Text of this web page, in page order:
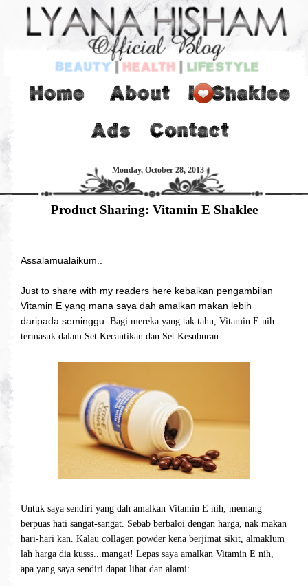
Monday, October 28, 2013
Product Sharing: Vitamin E Shaklee
Assalamualaikum..
Just to share with my readers here kebaikan pengambilan
Vitamin E yang mana saya dah amalkan makan lebih
daripada seminggu. Bagi mereka yang tak tahu, Vitamin E nih
termasuk dalam Set Kecantikan dan Set Kesuburan.
Untuk saya sendiri yang dah amalkan Vitamin E nih, memang
berpuas hati sangat-sangat. Sebab berbaloi dengan harga, nak makan
hari-hari kan. Kalau collagen powder kena berjimat sikit, almaklum
lah harga dia kusss...mangat! Lepas saya amalkan Vitamin E nih,
apa yang saya sendiri dapat lihat dan alami: